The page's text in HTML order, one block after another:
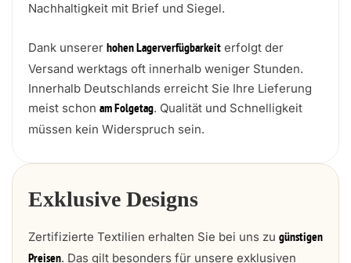
Nachhaltigkeit mit Brief und Siegel.
Dank unserer hohen Lagerverfügbarkeit erfolgt der
Versand werktags oft innerhalb weniger Stunden.
Innerhalb Deutschlands erreicht Sie Ihre Lieferung
meist schon am Folgetag. Qualität und Schnelligkeit
müssen kein Widerspruch sein.
Exklusive Designs
Zertifizierte Textilien erhalten Sie bei uns zu günstigen
Preisen. Das gilt besonders für unsere exklusiven